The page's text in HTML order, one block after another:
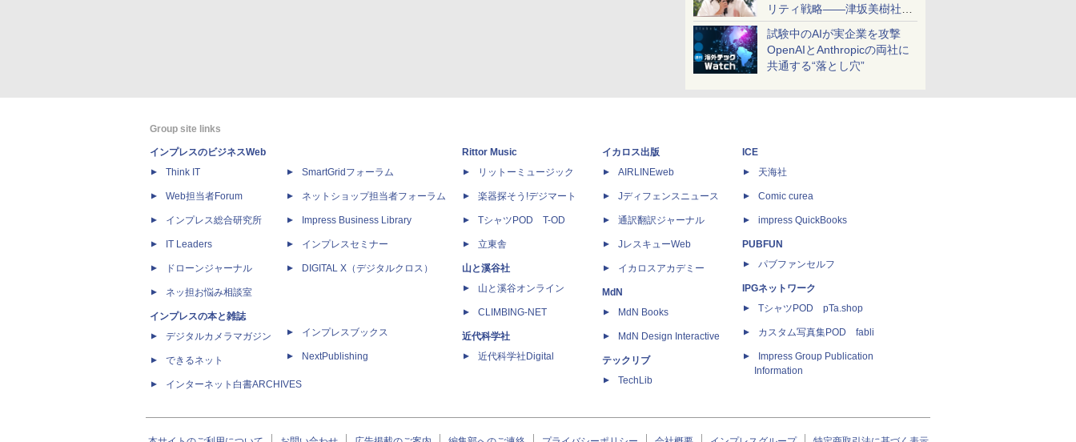
リティ戦略――津坂美樹社長
が2027年度戦略を説明
試験中のAIが実企業を攻撃
OpenAIとAnthropicの両社に
共通する“落とし穴”
Group site links
インプレスのビジネスWeb
Think IT
Web担当者Forum
インプレス総合研究所
IT Leaders
ドローンジャーナル
ネッ担お悩み相談室
インプレスの本と雑誌
デジタルカメラマガジン
できるネット
インターネット白書ARCHIVES
SmartGridフォーラム
ネットショップ担当者フォーラム
Impress Business Library
インプレスセミナー
DIGITAL X（デジタルクロス）
インプレスブックス
NextPublishing
Rittor Music
リットーミュージック
楽器探そう!デジマート
TシャツPOD T-OD
立東舎
山と溪谷社
山と溪谷オンライン
CLIMBING-NET
近代科学社
近代科学社Digital
イカロス出版
AIRLINEweb
Jディフェンスニュース
通訳翻訳ジャーナル
JレスキューWeb
イカロスアカデミー
MdN
MdN Books
MdN Design Interactive
テックリブ
TechLib
ICE
天海社
Comic curea
impress QuickBooks
PUBFUN
パブファンセルフ
IPGネットワーク
TシャツPOD pTa.shop
カスタム写真集POD fabli
Impress Group Publication
Information